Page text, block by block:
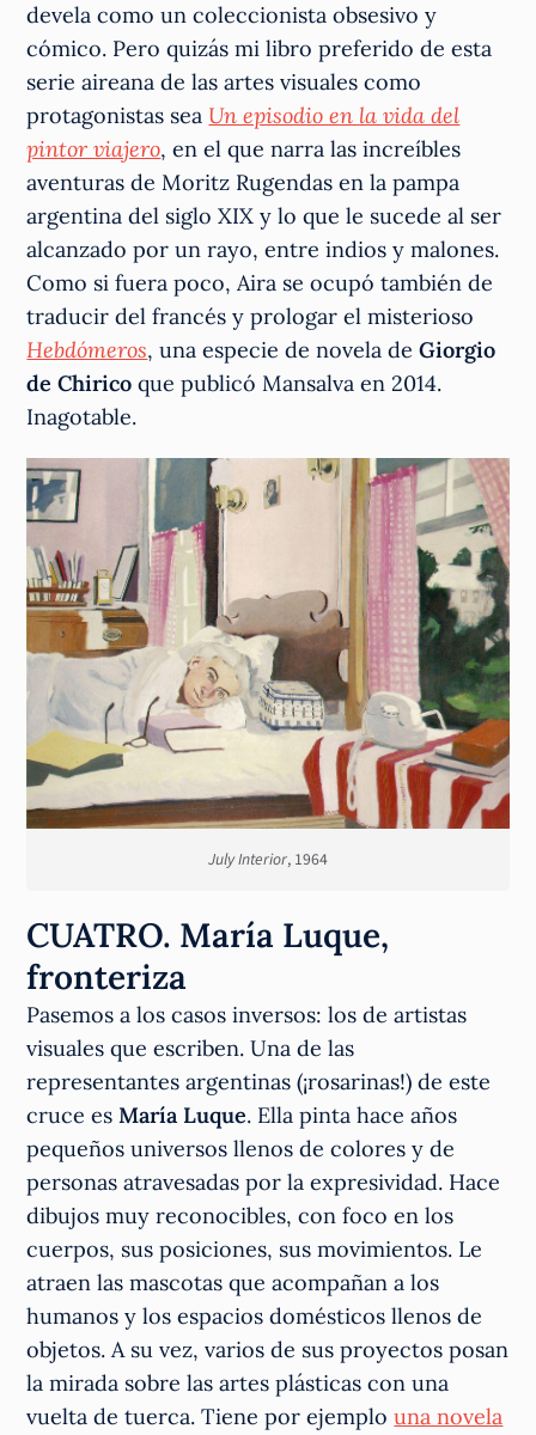
devela como un coleccionista obsesivo y
cómico. Pero quizás mi libro preferido de esta
serie aireana de las artes visuales como
protagonistas sea Un episodio en la vida del
pintor viajero, en el que narra las increíbles
aventuras de Moritz Rugendas en la pampa
argentina del siglo XIX y lo que le sucede al ser
alcanzado por un rayo, entre indios y malones.
Como si fuera poco, Aira se ocupó también de
traducir del francés y prologar el misterioso
Hebdómeros, una especie de novela deGiorgio
de Chirico que publicó Mansalva en 2014.
Inagotable.
July Interior, 1964
CUATRO. María Luque,
fronteriza
Pasemos a los casos inversos: los de artistas
visuales que escriben. Una de las
representantes argentinas (¡rosarinas!) de este
cruce esMaría Luque. Ella pinta hace años
pequeños universos llenos de colores y de
personas atravesadas por la expresividad. Hace
dibujos muy reconocibles, con foco en los
cuerpos, sus posiciones, sus movimientos. Le
atraen las mascotas que acompañan a los
humanos y los espacios domésticos llenos de
objetos. A su vez, varios de sus proyectos posan
la mirada sobre las artes plásticas con una
vuelta de tuerca. Tiene por ejemplouna novela